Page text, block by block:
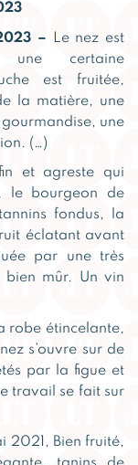
– Le nez est
certaine
est fruitée,
la matière, une
une
(…)
et agreste qui
le bourgeon de
fondus, la
éclatant avant
par une très
bien mûr. Un vin
robe étincelante,
s’ouvre sur de
par la figue et
travail se fait sur
2021, Bien fruité,